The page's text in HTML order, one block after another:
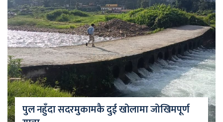
पुल नहुँदा सदरमुकामकै दुई खोलामा जोखिमपूर्ण